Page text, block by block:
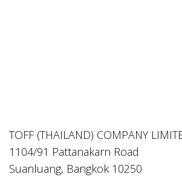
TOFF (THAILAND) COMPANY
1104/91 Pattanakarn Road
Suanluang, Bangkok 10250